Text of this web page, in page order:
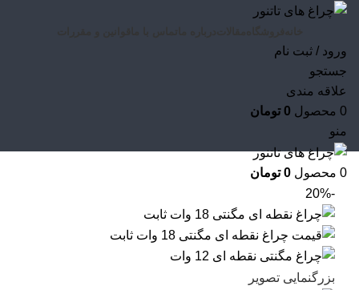
ورود / ثبت نام
جستجو
علاقه مندی
0 محصول 0 تومان
منو
0 محصول 0 تومان
-20%
بزرگنمایی تصویر